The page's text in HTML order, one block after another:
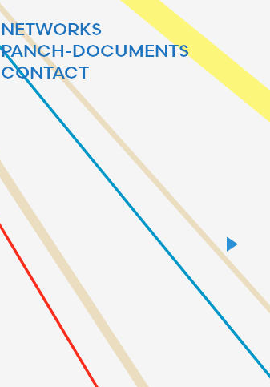
NETWORKS
PANCH-DOCUMENTS
CONTACT
6